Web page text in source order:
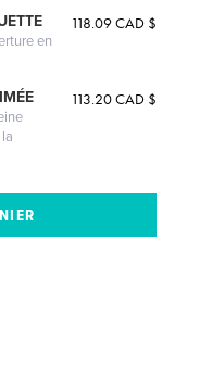
en
118.09 CAD $
113.20 CAD $